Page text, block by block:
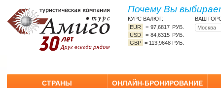
Почему Вы
КУРС ВАЛЮТ:
EUR
=97,6817 РУБ.
USD
=84,6315 РУБ.
GBP = 113,9648 РУБ.
ВАШ
СТРАНЫ ОНЛАЙН-БРОНИРОВАНИЕ